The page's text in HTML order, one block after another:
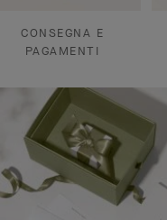
CONSEGNA E
PAGAMENTI